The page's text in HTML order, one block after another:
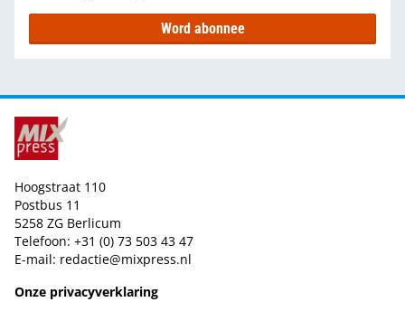
Word abonnee
Hoogstraat 110
Postbus 11
5258 ZG Berlicum
Telefoon: +31 (0) 73 503 43 47
E-mail: redactie@mixpress.nl
Onze privacyverklaring